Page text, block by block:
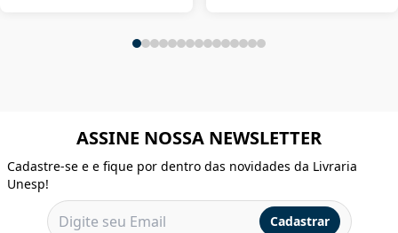
ASSINE NOSSA NEWSLETTER
Cadastre-se e e fique por dentro das novidades da Livraria
Unesp!
Cadastrar